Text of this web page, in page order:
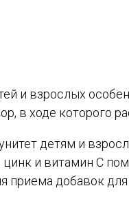
и взрослых
в ходе которого
детям и
цинк и витамин С
приема добавок